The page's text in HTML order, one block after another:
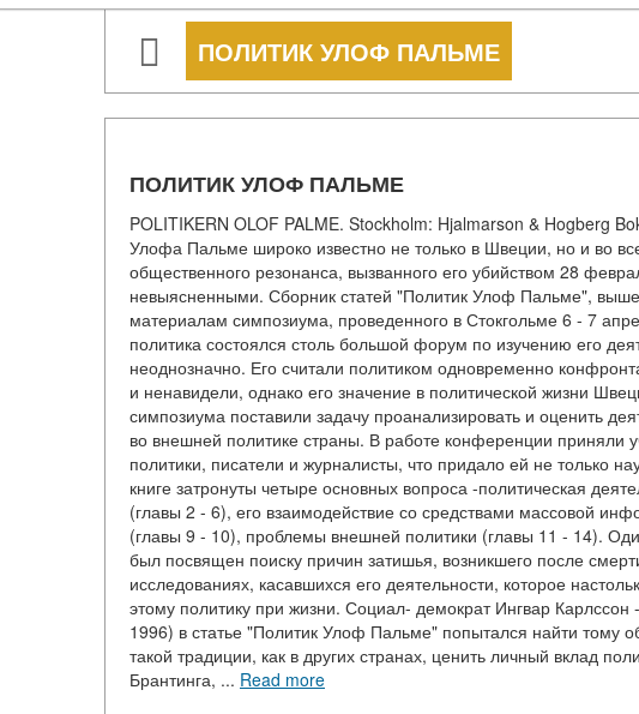
ПОЛИТИК УЛОФ ПАЛЬМЕ
ПОЛИТИК УЛОФ ПАЛЬМЕ
POLITIKERN OLOF PALME. Stockholm: Hjalmarson & Hogberg
Улофа Пальме широко известно не только в Швеции, но и во
общественного резонанса, вызванного его убийством 28
невыясненными. Сборник статей "Политик Улоф Пальме",
материалам симпозиума, проведенного в Стокгольме 6 - 7
политика состоялся столь большой форум по изучению его
неоднозначно. Его считали политиком одновременно
и ненавидели, однако его значение в политической жизни
симпозиума поставили задачу проанализировать и оценить
во внешней политике страны. В работе конференции приняли
политики, писатели и журналисты, что придало ей не только
книге затронуты четыре основных вопроса -политическая
(главы 2 - 6), его взаимодействие со средствами массовой
(главы 9 - 10), проблемы внешней политики (главы 11 - 14).
был посвящен поиску причин затишья, возникшего после
исследованиях, касавшихся его деятельности, которое
этому политику при жизни. Социал- демократ Ингвар
1996) в статье "Политик Улоф Пальме" попытался найти тому
такой традиции, как в других странах, ценить личный вклад
Брантинга, ... Read more